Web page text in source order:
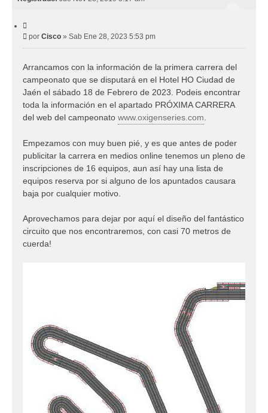
a
M
e
s
a
j
por Cisco » Sab Ene 28, 2023 5:53 pm
Arrancamos con la información de la primera carrera del
campeonato que se disputará en el Hotel HO Ciudad de
Jaén el sábado 18 de Febrero de 2023. Podeis encontrar
toda la información en el apartado PRÓXIMA CARRERA
del web del campeonato www.oxigenseries.com.
Empezamos con muy buen pié, y es que antes de poder
publicitar la carrera en medios online tenemos un pleno de
inscripciones de 16 equipos, aun así hay una lista de
equipos reserva por si alguno de los apuntados causara
baja por cualquier motivo.
Aprovechamos para dejar por aquí el diseño del fantástico
circuito que nos encontraremos, con casi 70 metros de
cuerda!